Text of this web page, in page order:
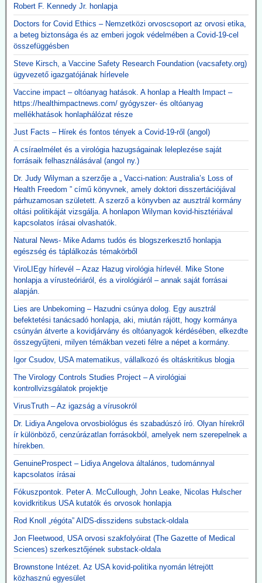
Robert F. Kennedy Jr. honlapja
Doctors for Covid Ethics – Nemzetközi orvoscsoport az orvosi etika,
a beteg biztonsága és az emberi jogok védelmében a Covid-19-cel
összefüggésben
Steve Kirsch, a Vaccine Safety Research Foundation (vacsafety.org)
ügyvezető igazgatójának hírlevele
Vaccine impact – oltóanyag hatások. A honlap a Health Impact –
https://healthimpactnews.com/ gyógyszer- és oltóanyag
mellékhatások honlaphálózat része
Just Facts – Hírek és fontos tények a Covid-19-ről (angol)
A csíraelmélet és a virológia hazugságainak leleplezése saját
forrásaik felhasználásával (angol ny.)
Dr. Judy Wilyman a szerzője a „ Vacci-nation: Australia’s Loss of
Health Freedom ” című könyvnek, amely doktori disszertációjával
párhuzamosan született. A szerző a könyvben az ausztrál kormány
oltási politikáját vizsgálja. A honlapon Wilyman kovid-hisztériával
kapcsolatos írásai olvashatók.
Natural News- Mike Adams tudós és blogszerkesztő honlapja
egészség és táplálkozás témakörből
ViroLIEgy hírlevél – Azaz Hazug virológia hírlevél. Mike Stone
honlapja a vírusteóriáról, és a virológiáról – annak saját forrásai
alapján.
Lies are Unbekoming – Hazudni csúnya dolog. Egy ausztrál
befektetési tanácsadó honlapja, aki, miután rájött, hogy kormánya
csúnyán átverte a kovidjárvány és oltóanyagok kérdésében, elkezdte
összegyűjteni, milyen témákban vezeti félre a népet a kormány.
Igor Csudov, USA matematikus, vállalkozó és oltáskritikus blogja
The Virology Controls Studies Project – A virológiai
kontrollvizsgálatok projektje
VirusTruth – Az igazság a vírusokról
Dr. Lidiya Angelova orvosbiológus és szabadúszó író. Olyan hírekről
ír különböző, cenzúrázatlan forrásokból, amelyek nem szerepelnek a
hírekben.
GenuineProspect – Lidiya Angelova általános, tudománnyal
kapcsolatos írásai
Fókuszpontok. Peter A. McCullough, John Leake, Nicolas Hulscher
kovidkritikus USA kutatók és orvosok honlapja
Rod Knoll „régóta” AIDS-disszidens substack-oldala
Jon Fleetwood, USA orvosi szakfolyóirat (The Gazette of Medical
Sciences) szerkesztőjének substack-oldala
Brownstone Intézet. Az USA kovid-politika nyomán létrejött
közhasznú egyesület